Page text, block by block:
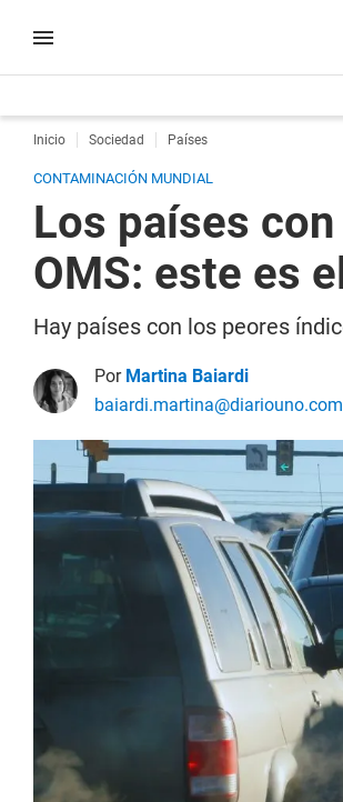
Inicio Sociedad Países
CONTAMINACIÓN MUNDIAL
Los países
OMS: este es
Hay países con los peores
Por Martina Baiardi